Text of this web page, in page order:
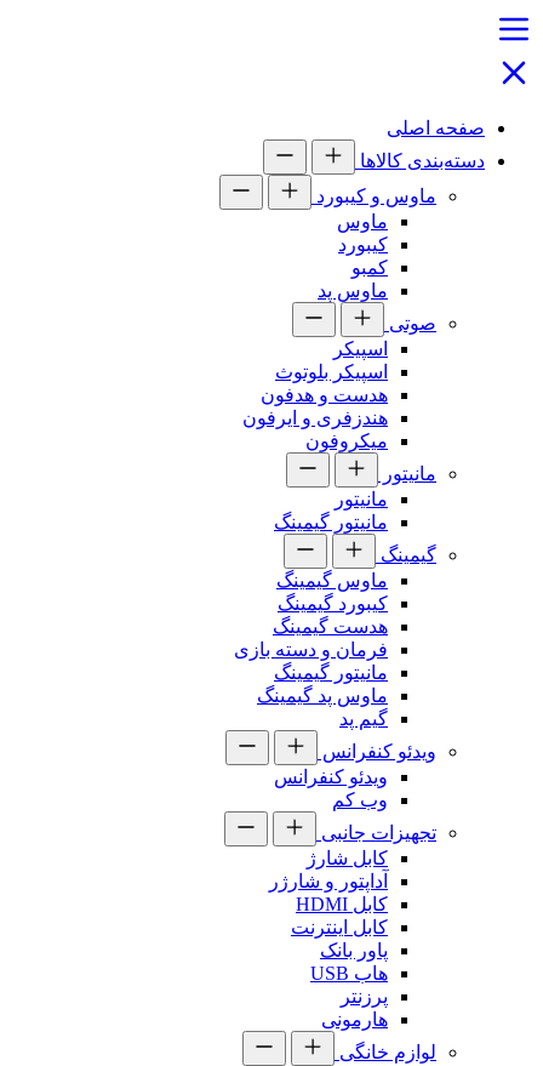
صفحه اصلی
دسته‌بندی کالاها
ماوس و کیبورد
ماوس
کیبورد
کمبو
ماوس پد
صوتی
اسپیکر
اسپیکر بلوتوث
هدست و هدفون
هندزفری و ایرفون
میکروفون
مانیتور
مانیتور
مانیتور گیمینگ
گیمینگ
ماوس گیمینگ
کیبورد گیمینگ
هدست گیمینگ
فرمان و دسته بازی
مانیتور گیمینگ
ماوس پد گیمینگ
گیم پد
ویدئو کنفرانس
ویدئو کنفرانس
وب کم
تجهیزات جانبی
کابل شارژ
آداپتور و شارژر
کابل HDMI
کابل اینترنت
پاور بانک
هاب USB
پرزنتر
هارمونی
لوازم خانگی